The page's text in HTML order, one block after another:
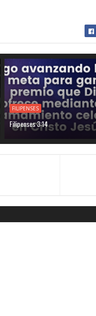
FILIPENSES
Filipenses 3:14